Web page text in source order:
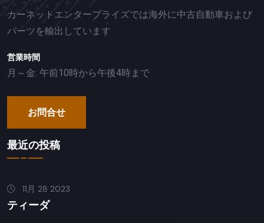
カーネットエンタープライズでは海外に中古自動車および
パーツを輸出しています
営業時間
月～金: 午前10時から午後4時まで
お問合せ
最近の投稿
11月 28 2023
ティーダ